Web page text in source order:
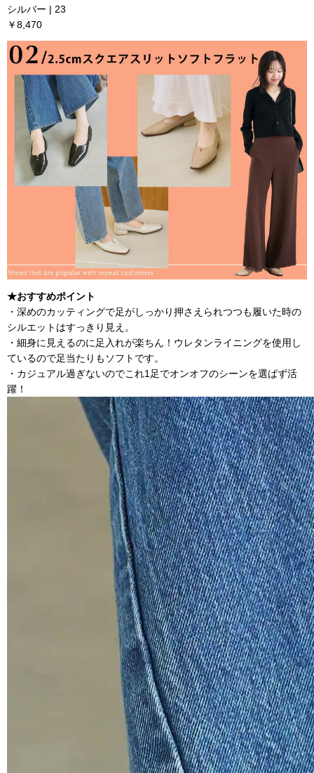
シルバー | 23
￥8,470
★おすすめポイント
・深めのカッティングで足がしっかり押さえられつつも履いた時の
シルエットはすっきり見え。
・細身に見えるのに足入れが楽ちん！ウレタンライニングを使用し
ているので足当たりもソフトです。
・カジュアル過ぎないのでこれ1足でオンオフのシーンを選ばず活
躍！